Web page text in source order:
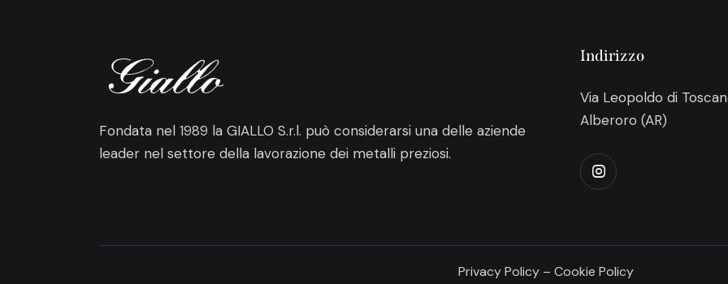
Fondata nel 1989 la GIALLO S.r.l. può considerarsi una delle aziende
leader nel settore della lavorazione dei metalli preziosi.
Indirizzo
Via Leopoldo di
Alberoro (AR)
Privacy Policy – Cookie Policy